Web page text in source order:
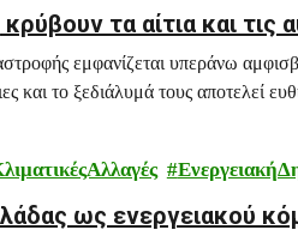
τα αίτια και τις
εμφανίζεται υπεράνω
και το ξεδιάλυμά τους αποτελεί
ως ενεργειακού